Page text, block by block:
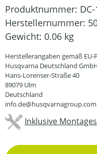
Produktnummer:
Herstellernummer:
Gewicht: 0.06 kg
Herstellerangaben gemäß
Husqvarna Deutschland
Hans-Lorenser-Straße 40
89079 Ulm
Deutschland
info.de@husqvarnagroup.com
Inklusive